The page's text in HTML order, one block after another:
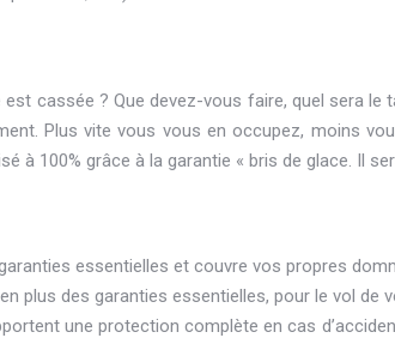
cassée ? Que devez-vous faire, quel sera
Plus vite vous vous en occupez, moins
à 100% grâce à la garantie « bris de glace. Il
essentielles et couvre vos propres
plus des garanties essentielles, pour le vol de
une protection complète en cas